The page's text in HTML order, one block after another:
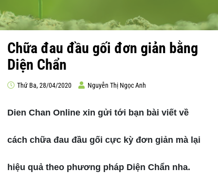
Chữa đau đầu gối đơn giản bằng
Diện Chẩn
Thứ Ba, 28/04/2020 Nguyễn Thị Ngọc Anh
Dien Chan Online xin gửi tới bạn bài viết về
cách chữa đau đầu gối cực kỳ đơn giản mà lại
hiệu quả theo phương pháp Diện Chẩn nha.